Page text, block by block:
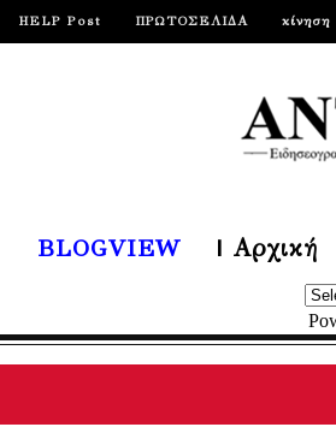
HELP Post ΠΡΩΤΟΣΕΛΙΔΑ
BLOGVIEW | Αρχική